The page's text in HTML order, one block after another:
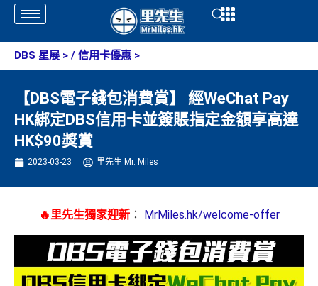
Skip
content
Open
DBS 星展 > / 信用卡優惠 >
【DBS電子錢包消費賞】 經WeChat Pay
HK綁定DBS信用卡並簽賬指定金額享高達
HK$90獎賞
2023-03-23 里先生 Mr. Miles
🔥里先生獨家迎新： MrMiles.hk/welcome-offer